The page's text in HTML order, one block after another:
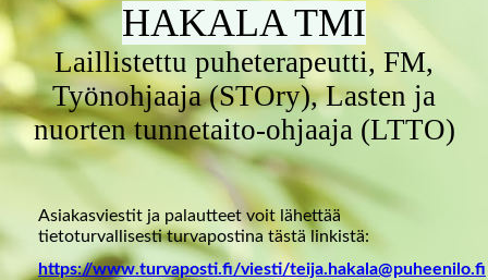
HAKALA TMI
Laillistettu puheterapeutti, FM,
Työnohjaaja (STOry), Lasten ja
nuorten tunnetaito-ohjaaja (LTTO)
Asiakasviestit ja palautteet voit lähettää
tietoturvallisesti turvapostina tästä linkistä:
https://www.turvaposti.fi/viesti/teija.hakala@puheenilo.fi